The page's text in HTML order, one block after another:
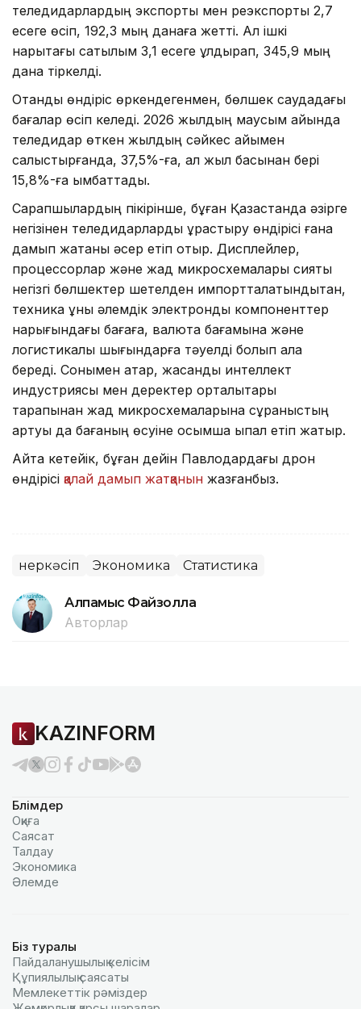
теледидарлардың экспорты мен реэкспорты 2,7
есеге өсіп, 192,3 мың данаға жетті. Ал ішкі
нарықтағы сатылым 3,1 есеге құлдырап, 345,9 мың
дана тіркелді.
Отандық өндіріс өркендегенмен, бөлшек саудадағы
бағалар өсіп келеді. 2026 жылдың маусым айында
теледидар өткен жылдың сәйкес айымен
салыстырғанда, 37,5%-ға, ал жыл басынан бері
15,8%-ға қымбаттады.
Сарапшылардың пікірінше, бұған Қазақстанда әзірге
негізінен теледидарларды құрастыру өндірісі ғана
дамып жатқаны әсер етіп отыр. Дисплейлер,
процессорлар және жад микросхемалары сияқты
негізгі бөлшектер шетелден импортталатындықтан,
техника құны әлемдік электрондық компоненттер
нарығындағы бағаға, валюта бағамына және
логистикалық шығындарға тәуелді болып қала
береді. Сонымен қатар, жасанды интеллект
индустриясы мен деректер орталықтары
тарапынан жад микросхемаларына сұраныстың
артуы да бағаның өсуіне қосымша ықпал етіп жатыр.
Айта кетейік, бұған дейін Павлодардағы дрон
өндірісі қалай дамып жатқанын жазғанбыз.
Өнеркәсіп Экономика Статистика
Алпамыс Файзолла
Авторлар
KAZINFORM
Бөлімдер
Оқиға
Саясат
Талдау
Экономика
Әлемде
Біз туралы
Пайдаланушылық келiciм
Құпиялылық саясаты
Мемлекеттік рәміздер